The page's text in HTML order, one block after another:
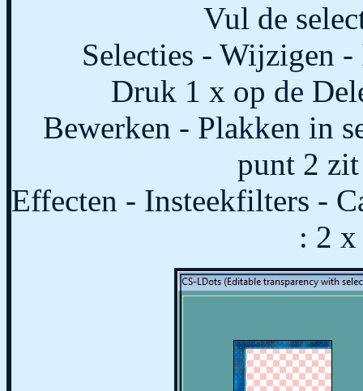
Vul de
Selecties - Wijzigen
Druk 1 x op de
Bewerken - Plakken in
punt 2
Effecten - Insteekfilters -
: 2 x